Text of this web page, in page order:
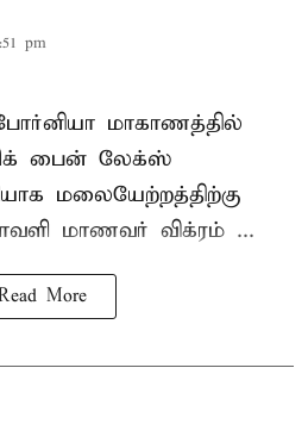
pm
மாகாணத்தில்
பைன் லேக்ஸ்
மலையேற்றத்திற்கு
மாணவர் விக்ரம் ...
More